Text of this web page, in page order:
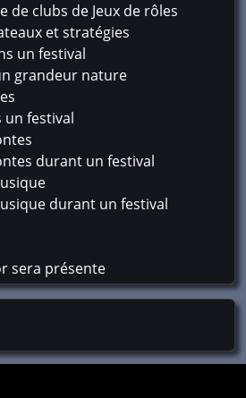
de clubs de Jeux de rôles
et stratégies
un festival
grandeur nature
un festival
durant un festival
durant un festival
sera présente